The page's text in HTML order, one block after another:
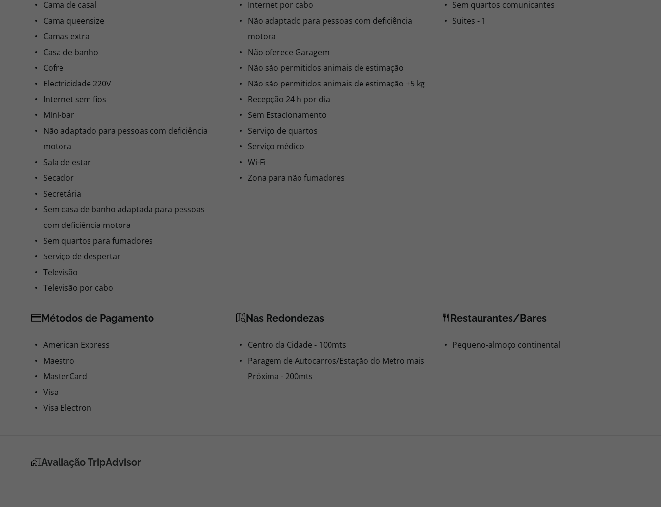
Cama de casal
Cama queensize
Camas extra
Casa de banho
Cofre
Electricidade 220V
Internet sem fios
Mini-bar
Não adaptado para pessoas com deficiência
motora
Sala de estar
Secador
Secretária
Sem casa de banho adaptada para pessoas
com deficiência motora
Sem quartos para fumadores
Serviço de despertar
Televisão
Televisão por cabo
Internet por cabo
Não adaptado para pessoas com deficiência
motora
Não oferece Garagem
Não são permitidos animais de estimação
Não são permitidos animais de estimação +5 kg
Recepção 24 h por dia
Sem Estacionamento
Serviço de quartos
Serviço médico
Wi-Fi
Zona para não fumadores
Sem quartos comunicantes
Suites - 1
Métodos de Pagamento
American Express
Maestro
MasterCard
Visa
Visa Electron
Nas Redondezas
Centro da Cidade - 100mts
Paragem de Autocarros/Estação do Metro mais
Próxima - 200mts
Restaurantes/Bares
Pequeno-almoço continental
Avaliação TripAdvisor